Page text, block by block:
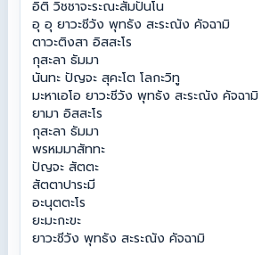
อิติ วิชชาจะระณะสัมปันโน
อุ อุ ยาวะชีวัง พุทธัง สะระณัง คัจฉามิ
ตาวะติงสา อิสสะโร
กุสะลา ธัมมา
นันทะ ปัญจะ สุคะโต โลกะวิทู
มะหาเอโอ ยาวะชีวัง พุทธัง สะระณัง คัจฉามิ
ยามา อิสสะโร
กุสะลา ธัมมา
พรหมมาสัททะ
ปัญจะ สัตตะ
สัตตาปาระมี
อะนุตตะโร
ยะมะกะขะ
ยาวะชีวัง พุทธัง สะระณัง คัจฉามิ